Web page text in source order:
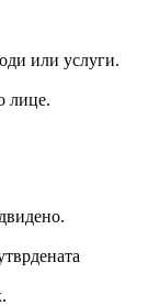
или услуги.
лице.